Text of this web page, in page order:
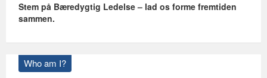
Stem på Bæredygtig Ledelse – lad os forme fremtiden
sammen.
Who am I?